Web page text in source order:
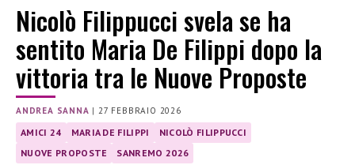
Nicolò Filippucci svela se ha
sentito Maria De Filippi dopo la
vittoria tra le Nuove Proposte
ANDREA SANNA | 27 FEBBRAIO 2026
AMICI 24 MARIA DE FILIPPI
NICOLÒ FILIPPUCCI
NUOVE PROPOSTE
SANREMO 2026